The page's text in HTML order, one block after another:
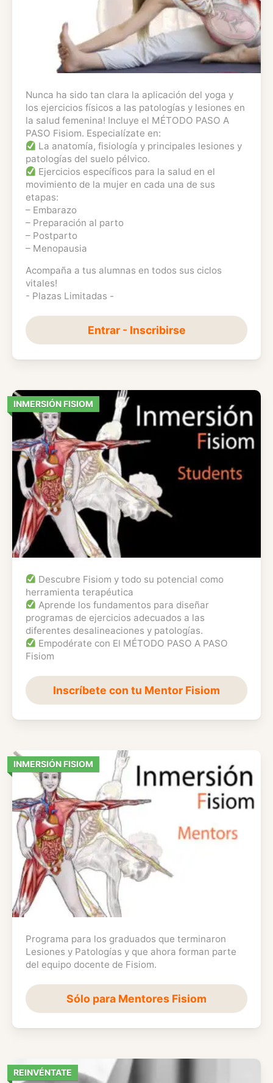
Nunca ha sido tan clara la aplicación del yoga y
los ejercicios físicos a las patologías y lesiones en
la salud femenina! Incluye el MÉTODO PASO A
PASO Fisiom. Especialízate en:
La anatomía, fisiología y principales lesiones y
patologías del suelo pélvico.
Ejercicios específicos para la salud en el
movimiento de la mujer en cada una de sus
etapas:
– Embarazo
– Preparación al parto
– Postparto
– Menopausia
Acompaña a tus alumnas en todos sus ciclos
vitales!
- Plazas Limitadas -
Entrar - Inscribirse
INMERSIÓN FISIOM
Descubre Fisiom y todo su potencial como
herramienta terapéutica
Aprende los fundamentos para diseñar
programas de ejercicios adecuados a las
diferentes desalineaciones y patologías.
Empodérate con El MÉTODO PASO A PASO
Fisiom
Inscríbete con tu Mentor Fisiom
INMERSIÓN FISIOM
Programa para los graduados que terminaron
Lesiones y Patologías y que ahora forman parte
del equipo docente de Fisiom.
Sólo para Mentores Fisiom
REINVÉNTATE